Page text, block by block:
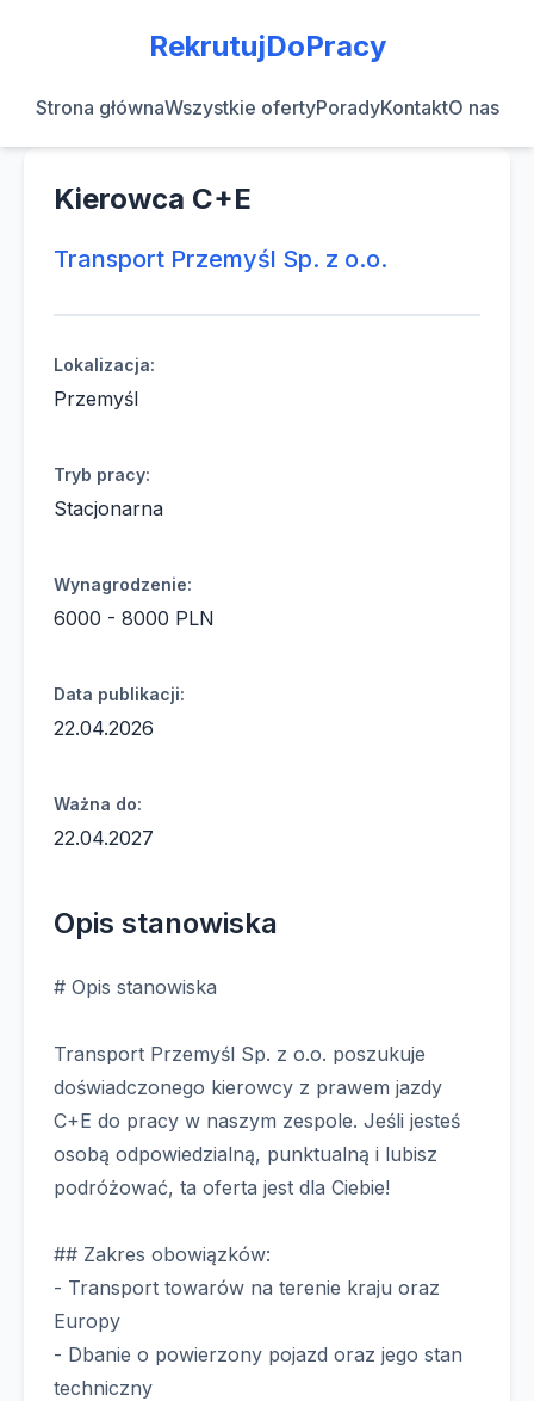
RekrutujDoPracy
Strona głównaWszystkie ofertyPoradyKontaktO nas
Kierowca C+E
Transport Przemyśl Sp. z o.o.
Lokalizacja:
Przemyśl
Tryb pracy:
Stacjonarna
Wynagrodzenie:
6000 - 8000 PLN
Data publikacji:
22.04.2026
Ważna do:
22.04.2027
Opis stanowiska
# Opis stanowiska
Transport Przemyśl Sp. z o.o. poszukuje
doświadczonego kierowcy z prawem jazdy
C+E do pracy w naszym zespole. Jeśli jesteś
osobą odpowiedzialną, punktualną i lubisz
podróżować, ta oferta jest dla Ciebie!
## Zakres obowiązków:
- Transport towarów na terenie kraju oraz
Europy
- Dbanie o powierzony pojazd oraz jego stan
techniczny